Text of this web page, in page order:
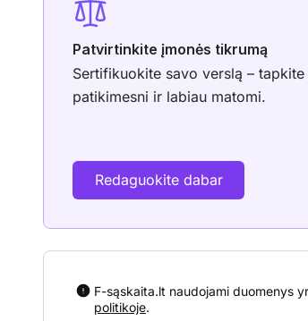
Patvirtinkite įmonės tikrumą
Sertifikuokite savo verslą – tapkite
patikimesni ir labiau matomi.
Redaguokite dabar
F-sąskaita.lt naudojami duomenys
politikoje.